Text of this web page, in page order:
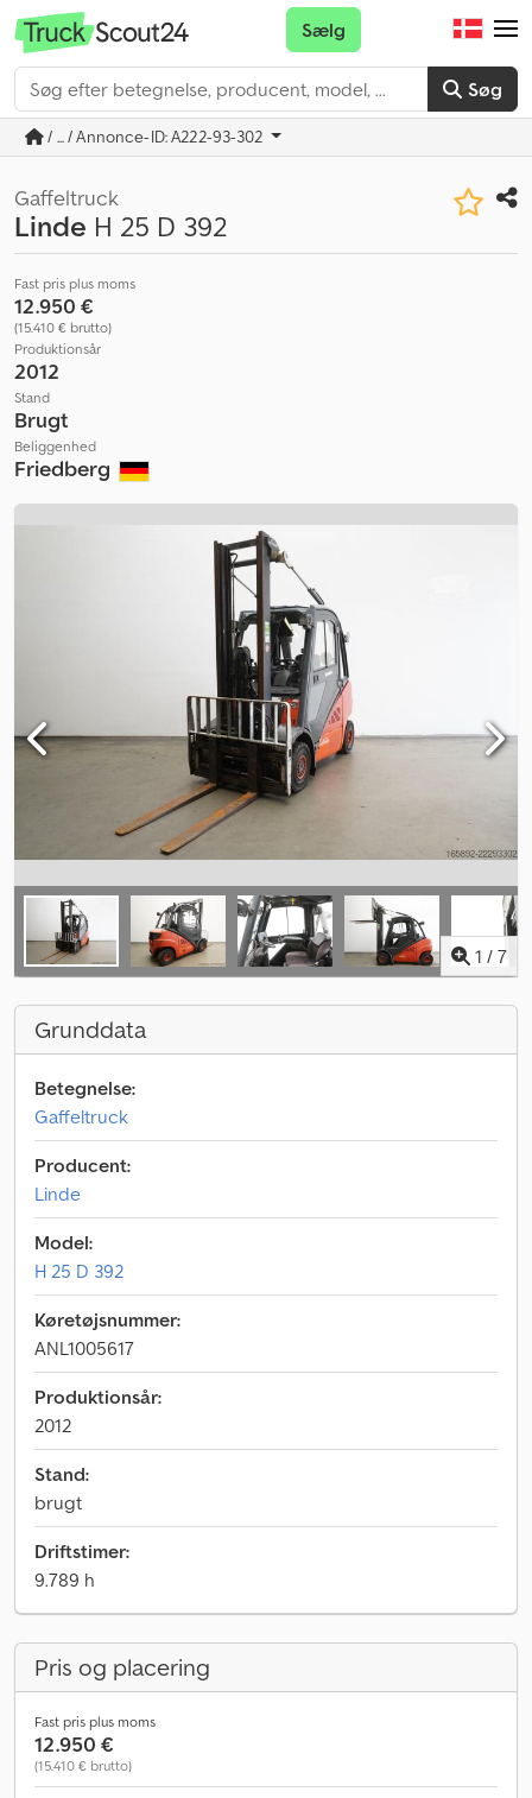
Søg
Sælg
/ ... / Annonce-ID: A222-93-302
Gaffeltruck
Linde H 25 D 392
Fast pris plus moms
12.950 €
(15.410 € brutto)
Produktionsår
2012
Stand
Brugt
Beliggenhed
Friedberg
1 / 7
Grunddata
Betegnelse:
Gaffeltruck
Producent:
Linde
Model:
H 25 D 392
Køretøjsnummer:
ANL1005617
Produktionsår:
2012
Stand:
brugt
Driftstimer:
9.789 h
Pris og placering
Fast pris plus moms
12.950 €
(15.410 € brutto)